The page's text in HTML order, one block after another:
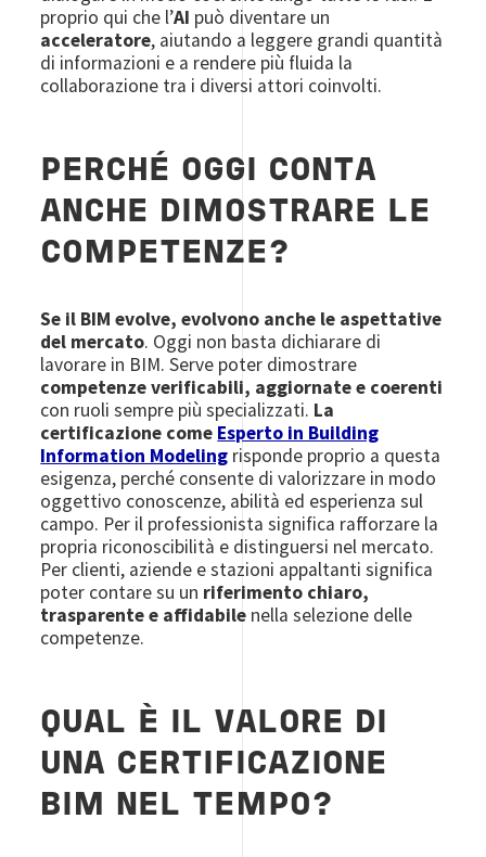
proprio qui che l’AI può diventare un
acceleratore, aiutando a leggere grandi quantità
di informazioni e a rendere più fluida la
collaborazione tra i diversi attori coinvolti.
PERCHÉ OGGI CONTA
ANCHE DIMOSTRARE LE
COMPETENZE?
Se il BIM evolve, evolvono anche le aspettative
del mercato. Oggi non basta dichiarare di
lavorare in BIM. Serve poter dimostrare
competenze verificabili, aggiornate e coerenti
con ruoli sempre più specializzati. La
certificazione come Esperto in Building
Information Modeling risponde proprio a questa
esigenza, perché consente di valorizzare in modo
oggettivo conoscenze, abilità ed esperienza sul
campo. Per il professionista significa rafforzare la
propria riconoscibilità e distinguersi nel mercato.
Per clienti, aziende e stazioni appaltanti significa
poter contare su un riferimento chiaro,
trasparente e affidabile nella selezione delle
competenze.
QUAL È IL VALORE DI
UNA CERTIFICAZIONE
BIM NEL TEMPO?